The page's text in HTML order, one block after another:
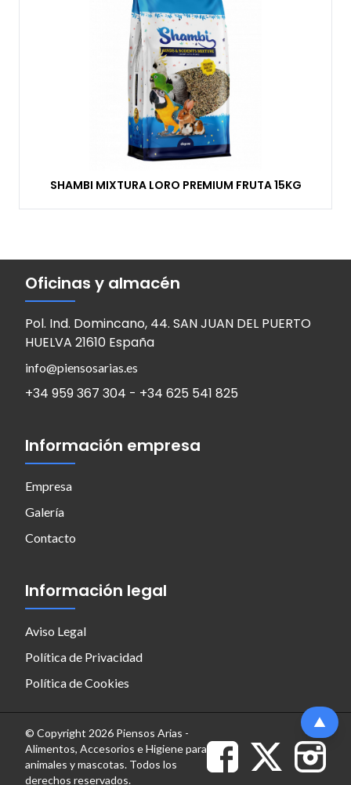
SHAMBI MIXTURA LORO PREMIUM FRUTA 15KG
Oficinas y almacén
Pol. Ind. Domincano, 44. SAN JUAN DEL PUERTO
HUELVA 21610 España
info@piensosarias.es
+34 959 367 304 - +34 625 541 825
Información empresa
Empresa
Galería
Contacto
Información legal
Aviso Legal
Política de Privacidad
Política de Cookies
© Copyright 2026 Piensos Arias -
Alimentos, Accesorios e Higiene para
animales y mascotas. Todos los
derechos reservados.